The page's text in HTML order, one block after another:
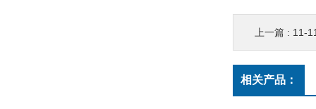
上一篇 : 11-
相关产品：